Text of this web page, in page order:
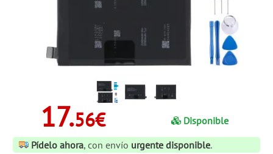
17.56€
Disponible
Pídelo ahora, con envío urgente disponible.